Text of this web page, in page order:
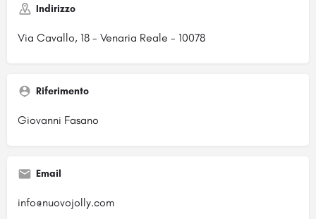
Indirizzo
Via Cavallo, 18 - Venaria Reale - 10078
Riferimento
Giovanni Fasano
Email
info@nuovojolly.com